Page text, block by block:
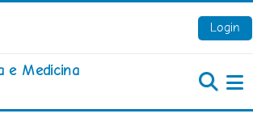
Login
e Medicina